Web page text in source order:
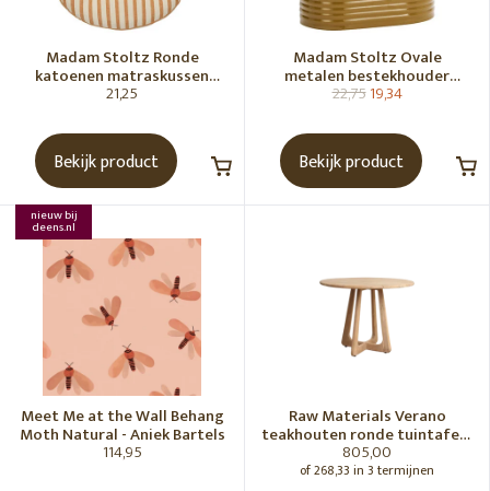
Madam Stoltz Ronde
katoenen matraskussen
Gebroken wit, donkere
21,25
Bekijk product
Madam Stoltz Ovale
metalen bestekhouder
Tapenade
22,7519,34
Bekijk product
nieuw bij
deens.nl
Meet Me at the Wall Behang
Moth Natural - Aniek Bartels
114,95
Raw Materials Verano
teakhouten ronde tuintafel -
Ø100 cm
805,00
of 268,33 in 3 termijnen